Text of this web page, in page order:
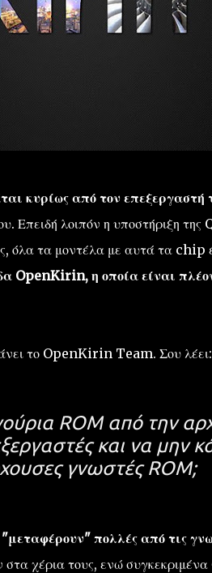
κυρίως από τον επεξεργαστή
Επειδή λοιπόν η υποστήριξη
όλα τα μοντέλα με αυτά τα chip
OpenKirin, η οποία είναι
το OpenKirin Team. Σου λέει:
ROM από την
και να μην
γνωστές ROM;
πολλές από τις
χέρια τους, ενώ